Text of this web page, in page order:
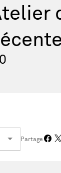
Partage